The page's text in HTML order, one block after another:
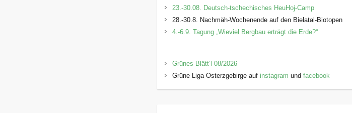
23.-30.08. Deutsch-tschechisches HeuHoj-Camp
28.-30.8. Nachmäh-Wochenende auf den Bielatal-Biotopen
4.-6.9. Tagung „Wieviel Bergbau erträgt die Erde?“
Grünes Blätt’l 08/2026
Grüne Liga Osterzgebirge auf instagram und facebook